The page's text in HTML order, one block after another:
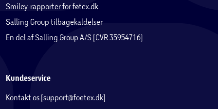
Smiley-rapporter for føtex.dk
Salling Group tilbagekaldelser
En del af Salling Group A/S (CVR 35954716)
Kundeservice
Kontakt os (support@foetex.dk)